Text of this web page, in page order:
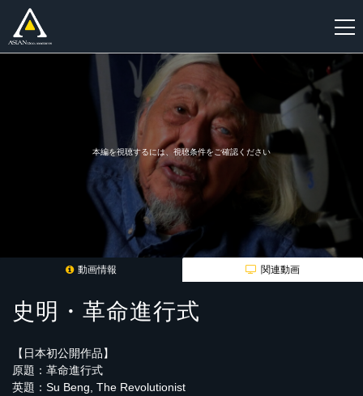
本編を視聴するには、視聴条件をご確認ください
動画情報 関連動画
史明・革命進行式
【日本初公開作品】
原題：革命進行式
英題：Su Beng, The Revolutionist